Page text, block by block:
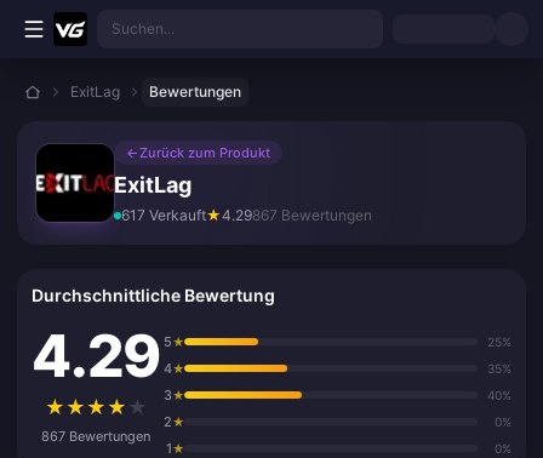
Zum Hauptinhalt springen
Suchen...
ExitLag Bewertungen
←Zurück zum Produkt
ExitLag
617 Verkauft★4.29867 Bewertungen
Durchschnittliche Bewertung
4.29
★ ★ ★ ★ ★
867 Bewertungen
5★ 25%
4★ 35%
3★ 40%
2★ 0%
1★ 0%